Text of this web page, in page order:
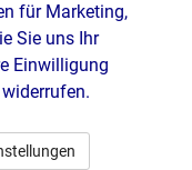
für Marketing,
Sie uns Ihr
Einwilligung